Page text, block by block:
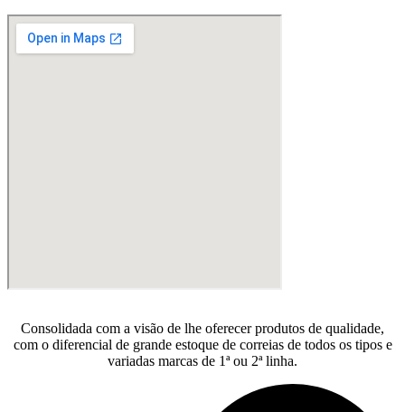
Consolidada com a visão de lhe oferecer produtos de qualidade,
com o diferencial de grande estoque de correias de todos os tipos e
variadas marcas de 1ª ou 2ª linha.